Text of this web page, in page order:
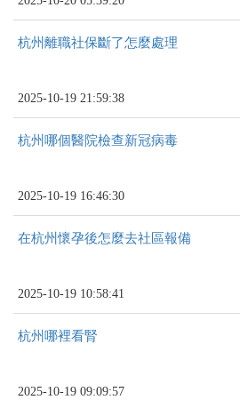
杭州離職社保斷了怎麼處理
2025-10-19 21:59:38
杭州哪個醫院檢查新冠病毒
2025-10-19 16:46:30
在杭州懷孕後怎麼去社區報備
2025-10-19 10:58:41
杭州哪裡看腎
2025-10-19 09:09:57